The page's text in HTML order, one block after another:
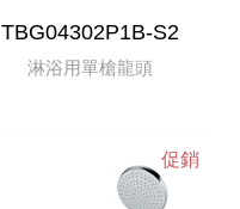
TBG04302P1B-S2
淋浴用單槍龍頭